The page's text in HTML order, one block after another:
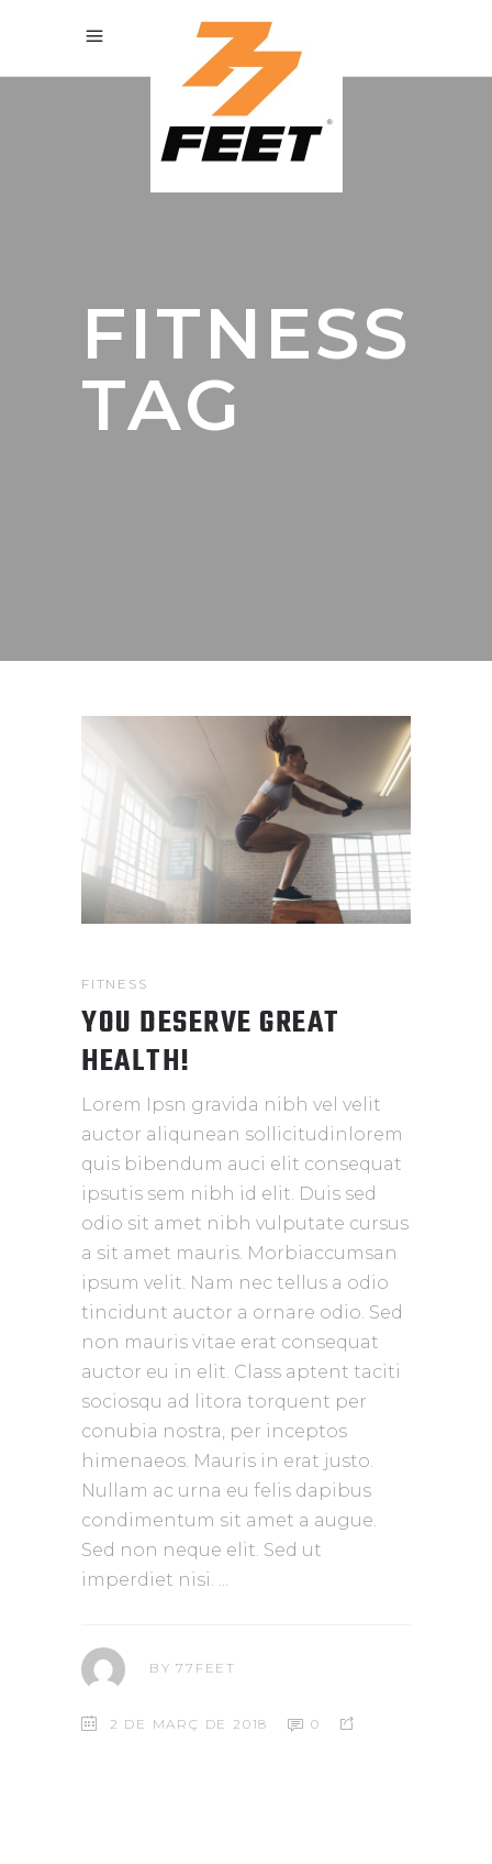
FITNESS
TAG
FITNESS
YOU DESERVE GREAT
HEALTH!
Lorem Ipsn gravida nibh vel velit
auctor aliqunean sollicitudinlorem
quis bibendum auci elit consequat
ipsutis sem nibh id elit. Duis sed
odio sit amet nibh vulputate cursus
a sit amet mauris. Morbiaccumsan
ipsum velit. Nam nec tellus a odio
tincidunt auctor a ornare odio. Sed
non mauris vitae erat consequat
auctor eu in elit. Class aptent taciti
sociosqu ad litora torquent per
conubia nostra, per inceptos
himenaeos. Mauris in erat justo.
Nullam ac urna eu felis dapibus
condimentum sit amet a augue.
Sed non neque elit. Sed ut
imperdiet nisi.
BY77FEET
2 DE MARÇ DE 2018 0